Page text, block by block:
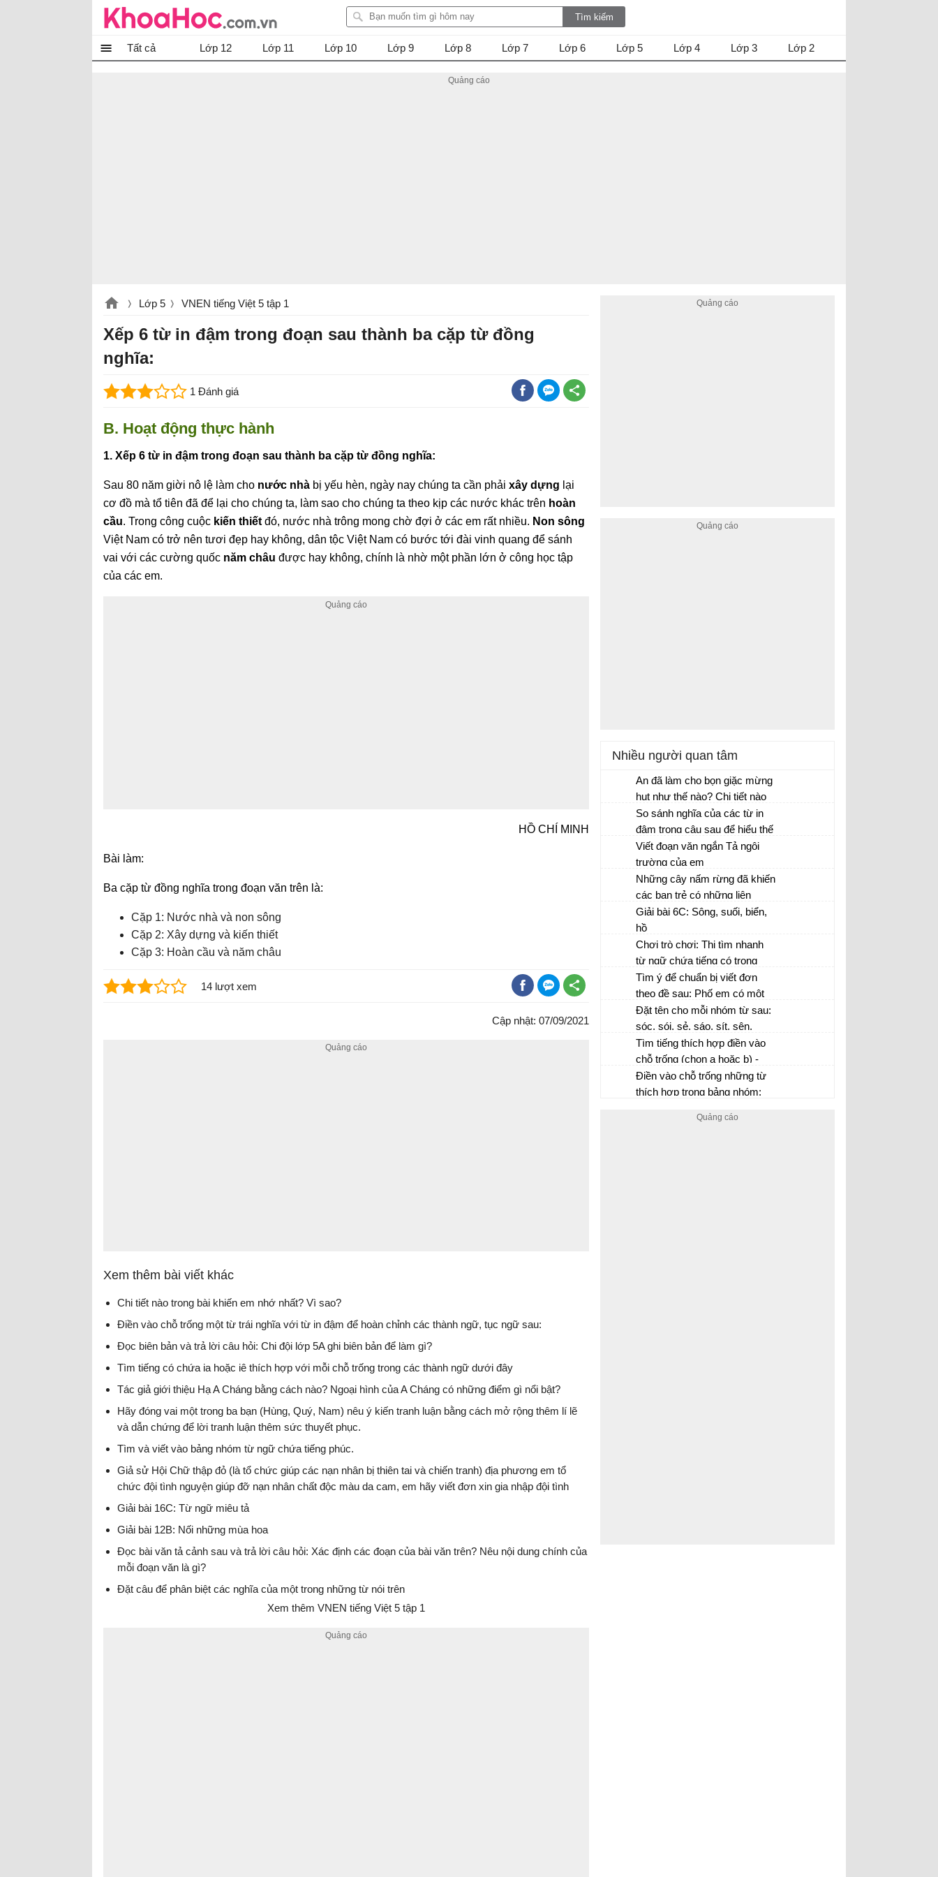
Tất cả Lớp 12 Lớp 11 Lớp 10 Lớp 9 Lớp 8 Lớp 7 Lớp 6 Lớp 5 Lớp 4 Lớp 3 Lớp 2
Lớp 5 VNEN tiếng Việt 5 tập 1
Xếp 6 từ in đậm trong đoạn sau thành ba cặp từ đồng
nghĩa:
1 Đánh giá
B. Hoạt động thực hành
1. Xếp 6 từ in đậm trong đoạn sau thành ba cặp từ đồng nghĩa:
Sau 80 năm giời nô lệ làm cho nước nhà bị yếu hèn, ngày nay chúng ta cần phải xây dựng lại
cơ đồ mà tổ tiên đã để lại cho chúng ta, làm sao cho chúng ta theo kịp các nước khác trên hoàn
cầu. Trong công cuộc kiến thiết đó, nước nhà trông mong chờ đợi ở các em rất nhiều. Non sông
Việt Nam có trở nên tươi đẹp hay không, dân tộc Việt Nam có bước tới đài vinh quang để sánh
vai với các cường quốc năm châu được hay không, chính là nhờ một phần lớn ở công học tập
của các em.
HỒ CHÍ MINH
Bài làm:
Ba cặp từ đồng nghĩa trong đoạn văn trên là:
Cặp 1: Nước nhà và non sông
Cặp 2: Xây dựng và kiến thiết
Cặp 3: Hoàn cầu và năm châu
14 lượt xem
Cập nhật: 07/09/2021
Xem thêm bài viết khác
Chi tiết nào trong bài khiến em nhớ nhất? Vì sao?
Điền vào chỗ trống một từ trái nghĩa với từ in đậm để hoàn chỉnh các thành ngữ, tục ngữ sau:
Đọc biên bản và trả lời câu hỏi: Chi đội lớp 5A ghi biên bản để làm gì?
Tìm tiếng có chứa ia hoặc iê thích hợp với mỗi chỗ trống trong các thành ngữ dưới đây
Tác giả giới thiệu Hạ A Cháng bằng cách nào? Ngoại hình của A Cháng có những điểm gì nổi bật?
Hãy đóng vai một trong ba bạn (Hùng, Quý, Nam) nêu ý kiến tranh luận bằng cách mở rộng thêm lí lẽ
và dẫn chứng để lời tranh luận thêm sức thuyết phục.
Tìm và viết vào bảng nhóm từ ngữ chứa tiếng phúc.
Giả sử Hội Chữ thập đỏ (là tổ chức giúp các nạn nhân bị thiên tai và chiến tranh) địa phương em tổ
chức đội tình nguyện giúp đỡ nạn nhân chất độc màu da cam, em hãy viết đơn xin gia nhập đội tình
nguyện.
Giải bài 16C: Từ ngữ miêu tả
Giải bài 12B: Nối những mùa hoa
Đọc bài văn tả cảnh sau và trả lời câu hỏi: Xác định các đoạn của bài văn trên? Nêu nội dung chính của
mỗi đoạn văn là gì?
Đặt câu để phân biệt các nghĩa của một trong những từ nói trên
Xem thêm VNEN tiếng Việt 5 tập 1
Nhiều người quan tâm
An đã làm cho bọn giặc mừng
hụt như thế nào? Chi tiết nào
thể hiện rõ nhất sự ứng xử
thông minh của dì Năm?
So sánh nghĩa của các từ in
đậm trong câu sau để hiểu thế
nào là từ trái nghĩa
Viết đoạn văn ngắn Tả ngôi
trường của em
Tả ngôi trường lớp 5
Những cây nấm rừng đã khiến
các bạn trẻ có những liên
tưởng thú vị gì? Vì sao các
bạn lại có những liên tưởng
ấy? Nhờ những liên tưởng ấy
mà cảnh vật đẹp lên như thế
nào?
Giải bài 6C: Sông, suối, biển,
hồ
Chơi trò chơi: Thi tìm nhanh
từ ngữ chứa tiếng có trong
bảng
Tìm ý để chuẩn bị viết đơn
theo đề sau: Phố em có một
hàng cây to, nhiều cành
vướng vào đường dây điện...
Đặt tên cho mỗi nhóm từ sau:
sóc, sói, sẻ, sáo, sít, sên,
sam, sò, sứa, sán...
Tìm tiếng thích hợp điền vào
chỗ trống (chọn a hoặc b) -
trang 160 sgk
Điền vào chỗ trống những từ
thích hợp trong bảng nhóm: